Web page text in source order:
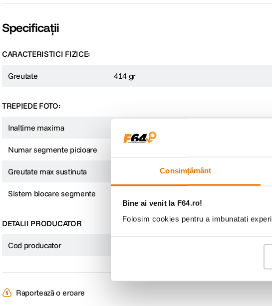
Consimțământ
Bine ai venit la F64.ro!
Folosim cookies pentru a imbunatati
Specificații
CARACTERISTICI FIZICE:
Greutate 414 gr
TREPIEDE FOTO:
Inaltime maxima
Numar segmente picioare
Greutate max sustinuta
Sistem blocare segmente
DETALII PRODUCATOR
Cod producator
Raportează o eroare